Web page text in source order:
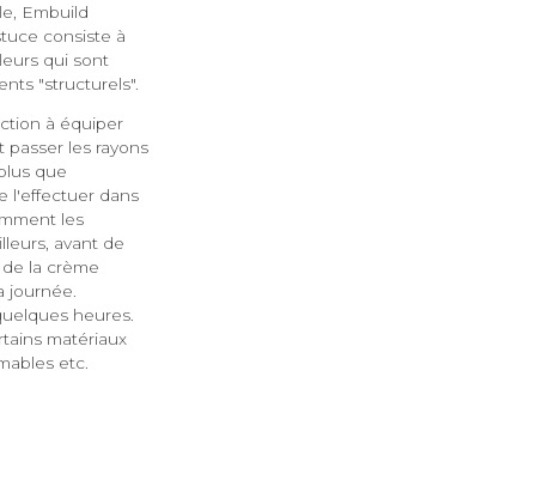
Embuild
consiste à
qui sont
"structurels".
à équiper
les rayons
que
l'effectuer dans
les
avant de
la crème
journée.
heures.
matériaux
etc.